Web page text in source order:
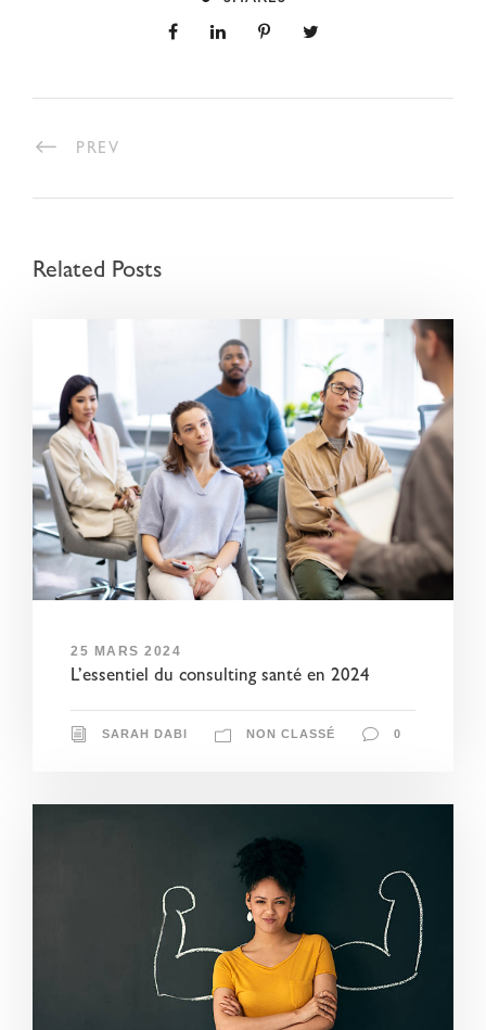
PREV
Related Posts
25 MARS 2024
L’essentiel du consulting santé en 2024
SARAH DABI NON CLASSÉ 0